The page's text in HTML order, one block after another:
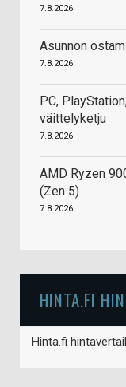
7.8.2026
Asunnon
7.8.2026
PC,
väittelyketju
7.8.2026
AMD Ryzen
(Zen 5)
7.8.2026
HINTA.FI
Hinta.fi